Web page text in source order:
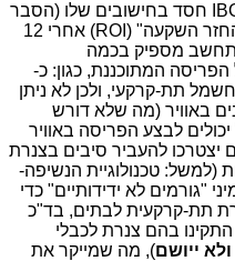
עשה עם IBC חסד בחישובים שלו (הסבר
בהמשך), כשהעריך שיהיה למיזם "החזר השקעה" (ROI) אחרי 12
התחשב מספיק בכמה
המתוכננת, כגון: כ-
תת-קרקעי, ולכן לא ניתן
באוויר (מה שלא דורש
לבצע הפריסה באוויר
יצטרכו להעביר סיבים בצנרת
(למשל: טכנולוגיית הנשיפה-
"גורמים לא ידידותיים" כדי
תת-קרקעית לבתים, בד"כ
בהם צנרת לכבלי
ולא ייושם), מה שמייקר את